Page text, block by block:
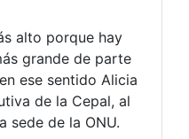
alto porque hay
grande de parte
ese sentido Alicia
de la Cepal, al
sede de la ONU.